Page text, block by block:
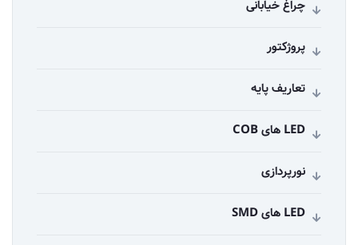
چراغ خیابانی
پروژکتور
تعاریف پایه
LED های COB
نورپردازی
LED های SMD